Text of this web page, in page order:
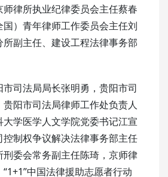
律所执业纪律委员会主任蔡春
）青年律师工作委员会主任刘
副主任、建设工程法律事务部
司法局局长张明勇，贵阳市司
阳市司法局律师工作处负责人
学医学人文学院党委书记江宣
控制权争议解决法律事务部主任
委会常务副主任陈琦，京师律
中国法律援助志愿者行动